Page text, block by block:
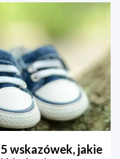
5 wskazówek, jakie